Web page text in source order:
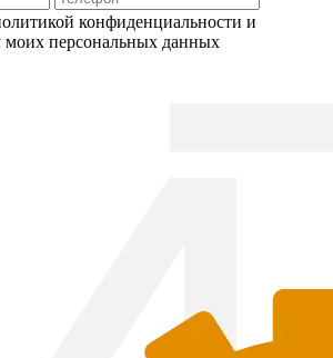
конфиденциальности и
моих персональных данных